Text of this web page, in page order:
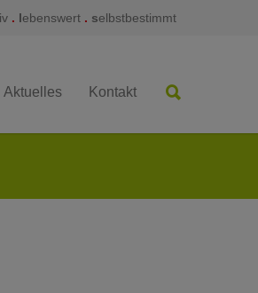
. lebenswert . selbstbestimmt
Aktuelles Kontakt